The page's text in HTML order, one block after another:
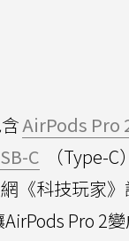
AirPods Pro
C
（Type-
《科技玩家
Pro 2變